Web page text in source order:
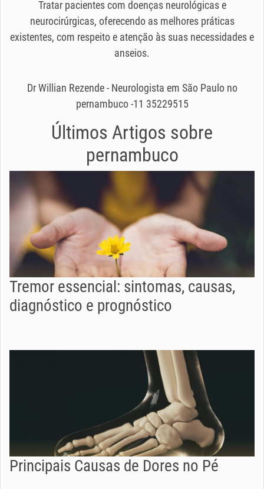
Tratar pacientes com doenças neurológicas e
neurocirúrgicas, oferecendo as melhores práticas
existentes, com respeito e atenção às suas necessidades e
anseios.
Dr Willian Rezende - Neurologista em São Paulo no
pernambuco -11 35229515
Últimos Artigos sobre
pernambuco
Tremor essencial: sintomas, causas,
diagnóstico e prognóstico
Principais Causas de Dores no Pé